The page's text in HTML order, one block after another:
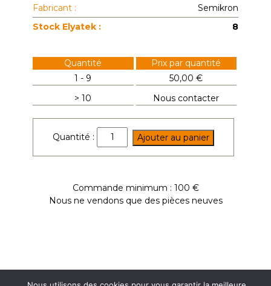
Fabricant :
Semikron
Stock Elyatek :
8
Quantité
Prix par quantité
1 - 9
50,00 €
> 10
Nous contacter
Quantité :
quantité
de
Ajouter au panier
Commande minimum : 100 €
Nous ne vendons que des pièces neuves